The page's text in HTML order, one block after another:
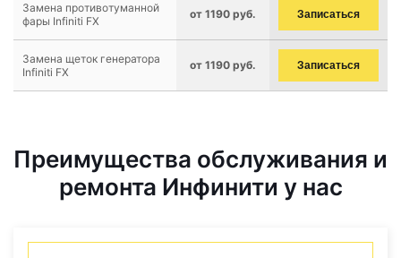
Замена противотуманной
фары Infiniti FX
от 1190 руб. Записаться
Замена щеток генератора
Infiniti FX
от 1190 руб. Записаться
Преимущества обслуживания и
ремонта Инфинити у нас